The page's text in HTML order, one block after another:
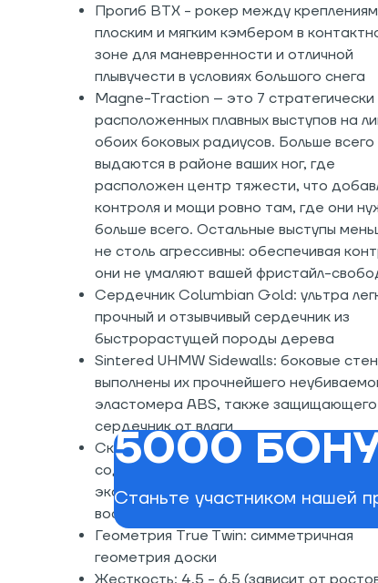
Прогиб BTX - рокер между
плоским и мягким кэмбером в
зоне для маневренности и отличной
плывучести в условиях большого снега
Magne-Traction – это 7 стратегически
расположенных плавных выступов на
обоих боковых радиусов. Больше всего
выдаются в районе ваших ног, где
расположен центр тяжести, что
контроля и мощи ровно там, где они
больше всего. Остальные выступы
не столь агрессивны: обеспечивая
они не умаляют вашей фристайл-
Сердечник Columbian Gold: ультра
прочный и отзывчивый сердечник из
быстрорастущей породы дерева
Sintered UHMW Sidewalls: боковые
выполнены их прочнейшего
эластомера ABS, также защищающего
сердечник от влаги
Скользяк TnT: быстрый скользяк с
содержанием фтора, а значит более
экологичный. Рекомендуется
воск Oneballjay
Геометрия True Twin: симметричная
геометрия доски
Жесткость: 4,5 - 6,5 (зависит от
5000
Станьте участником нашей